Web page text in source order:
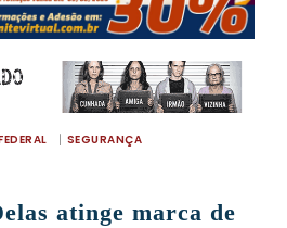
SEGURANÇA
atinge marca de